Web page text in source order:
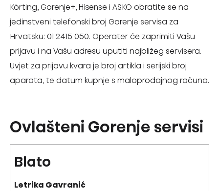
Körting, Gorenje+, Hisense i ASKO obratite se na
jedinstveni telefonski broj Gorenje servisa za
Hrvatsku: 01 2415 050. Operater će zaprimiti Vašu
prijavu i na Vašu adresu uputiti najbližeg servisera.
Uvjet za prijavu kvara je broj artikla i serijski broj
aparata, te datum kupnje s maloprodajnog računa.
Ovlašteni Gorenje servisi
Blato
Letrika Gavranić